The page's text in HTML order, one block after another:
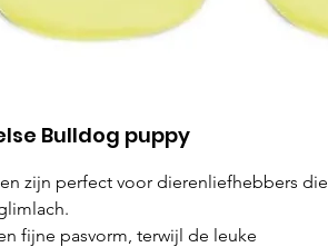
Bulldog puppy
zijn perfect voor dierenliefhebbers die
fijne pasvorm, terwijl de leuke